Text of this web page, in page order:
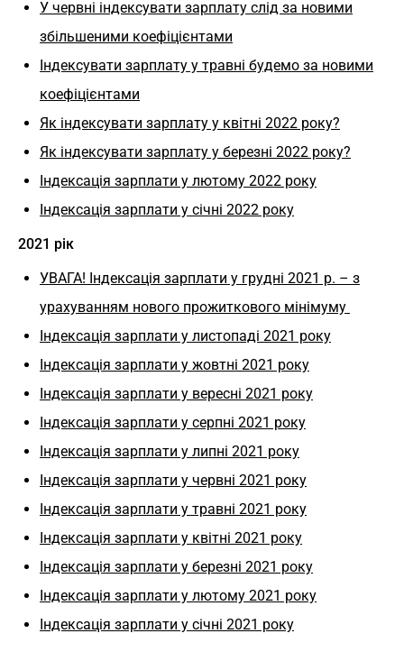
У червні індексувати зарплату слід за новими
збільшеними коефіцієнтами
Індексувати зарплату у травні будемо за новими
коефіцієнтами
Як індексувати зарплату у квітні 2022 року?
Як індексувати зарплату у березні 2022 року?
Індексація зарплати у лютому 2022 року
Індексація зарплати у січні 2022 року
2021 рік
УВАГА! Індексація зарплати у грудні 2021 р. – з
урахуванням нового прожиткового мінімуму
Індексація зарплати у листопаді 2021 року
Індексація зарплати у жовтні 2021 року
Індексація зарплати у вересні 2021 року
Індексація зарплати у серпні 2021 року
Індексація зарплати у липні 2021 року
Індексація зарплати у червні 2021 року
Індексація зарплати у травні 2021 року
Індексація зарплати у квітні 2021 року
Індексація зарплати у березні 2021 року
Індексація зарплати у лютому 2021 року
Індексація зарплати у січні 2021 року